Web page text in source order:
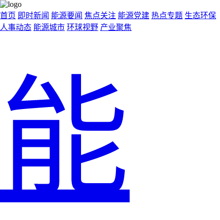
首页 即时新闻 能源要闻 焦点关注 能源党建 热点专题 生态环保
人事动态 能源城市 环球视野 产业聚焦
能